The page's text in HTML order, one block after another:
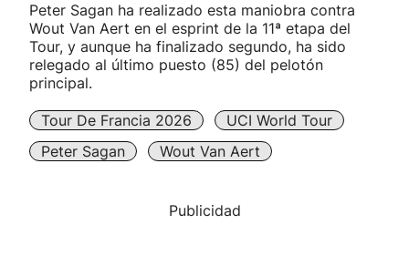
Peter Sagan ha realizado esta maniobra contra
Wout Van Aert en el esprint de la 11ª etapa del
Tour, y aunque ha finalizado segundo, ha sido
relegado al último puesto (85) del pelotón
principal.
Tour De Francia 2026
UCI World Tour
Peter Sagan
Wout Van Aert
Publicidad